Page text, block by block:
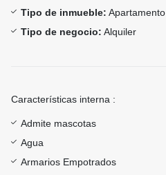
Tipo de inmueble: Apartamento
Tipo de negocio: Alquiler
Características interna :
Admite mascotas
Agua
Armarios Empotrados